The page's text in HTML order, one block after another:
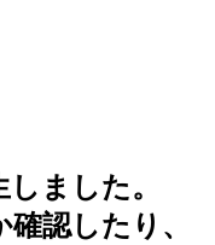
ました。
認したり、